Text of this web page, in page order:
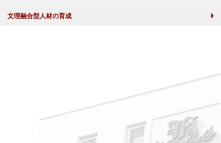
文理融合型人材の育成